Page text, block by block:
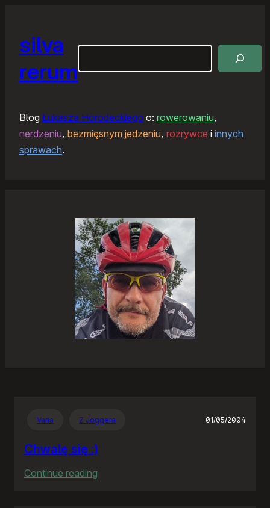
silva
rerum
Blog Łukasza Horodeckiego o: rowerowaniu,
nerdzeniu, bezmięsnym jedzeniu, rozrywce i innych
sprawach.
Varia Z Joggera 01/05/2004
Chwalę się :)
Continue reading